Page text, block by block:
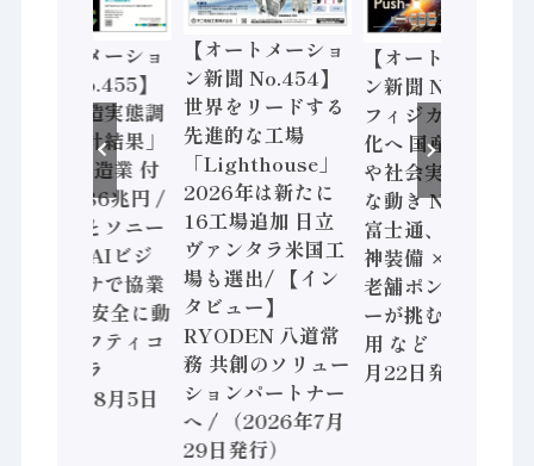
【オートメーショ
ン新聞 No.455】
「経済構造実態調
査二次集計結果」
2024年製造業 付
加価値額86兆円 /
三菱電機とソニー
セミコン AIビジ
ョンセンサで協業
/ IDEC、安全に動
かすセーフティコ
ントローラ
（2026年8月5日
【オートメーショ
ン新聞 No.454】
世界をリードする
先進的な工場
「Lighthouse」
2026年は新たに
16工場追加 日立
ヴァンタラ米国工
場も選出/ 【イン
タビュー】
RYODEN 八道常
務 共創のソリュー
ションパートナー
へ / （2026年7月
29日発行）
【オートメーショ
ン新聞 No.453】
フィジカルAI本格
化へ 国産AI開発
や社会実装に活発
な動き Noetra、
富士通、日立 / 兵
神装備 × HMS、
老舗ポンプメーカ
ーが挑むデータ活
用 など（2026年7
月22日発行）